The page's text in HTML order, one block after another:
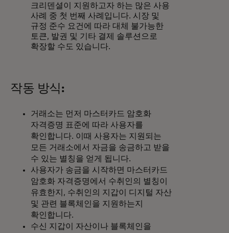
크리덴셜이 지원하고자 하는 많은 사용
사례 중 첫 번째 사례입니다. 시장 및
규정 준수 요건에 따라 대체 불가능한
토큰, 발권 및 기타 결제 솔루션으로
확장할 수도 있습니다.
작동 방식:
거래소는 먼저 마스터카드 암호화
자격증명 표준에 따라 사용자를
확인합니다. 이때 사용자는 지원되는
모든 거래소에서 자금을 송금하고 받을
수 있는 별칭을 얻게 됩니다.
사용자가 송금을 시작하면 마스터카드
암호화 자격증명에서 수취인의 별칭이
유효한지, 수취인의 지갑이 디지털 자산
및 관련 블록체인을 지원하는지
확인합니다.
수신 지갑이 자산이나 블록체인을